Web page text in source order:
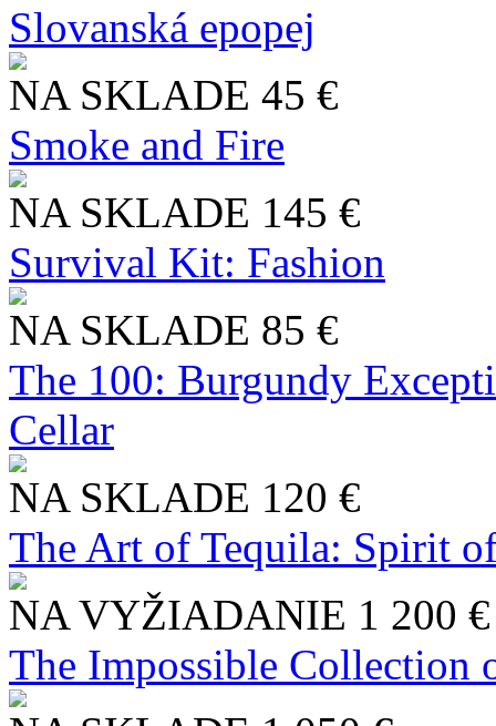
Slo​vanská epopej
NA SKLADE 45 €
Smoke and Fire
NA SKLADE 145 €
Survival Kit: Fashion
NA SKLADE 85 €
The 100: Burgundy
Cellar
NA SKLADE 120 €
The Art of Tequila: Spirit
NA VYŽIADANIE 1 200 €
The Impossible Collection